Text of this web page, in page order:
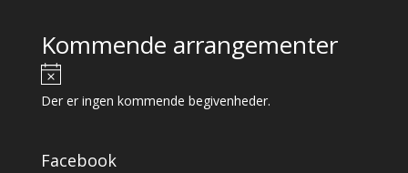
Kommende arrangementer
Notice
Der er ingen kommende begivenheder.
Facebook